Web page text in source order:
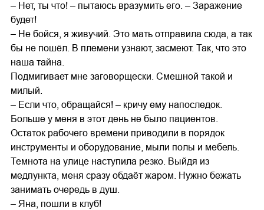
– Нет, ты что! – пытаюсь вразумить его. – Заражение
будет!
– Не бойся, я живучий. Это мать отправила сюда, а так
бы не пошёл. В племени узнают, засмеют. Так, что это
наша тайна.
Подмигивает мне заговорщески. Смешной такой и
милый.
– Если что, обращайся! – кричу ему напоследок.
Больше у меня в этот день не было пациентов.
Остаток рабочего времени приводили в порядок
инструменты и оборудование, мыли полы и мебель.
Темнота на улице наступила резко. Выйдя из
медпункта, меня сразу обдаёт жаром. Нужно бежать
занимать очередь в душ.
– Яна, пошли в клуб!